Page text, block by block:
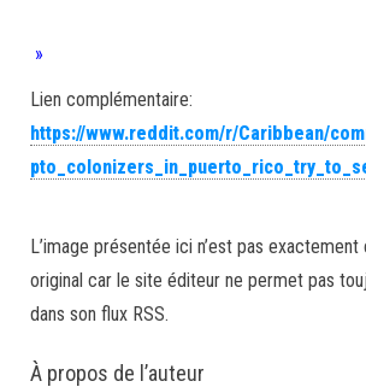
»
Lien complémentaire:
https://www.reddit.com/r/Caribbean/
L’image présentée ici n’est pas exactement
original car le site éditeur ne permet pas
dans son flux RSS.
À propos de l’auteur